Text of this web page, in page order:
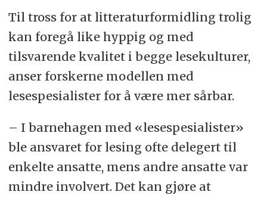
Til tross for at litteraturformidling trolig
kan foregå like hyppig og med
tilsvarende kvalitet i begge lesekulturer,
anser forskerne modellen med
lesespesialister for å være mer sårbar.
– I barnehagen med «lesespesialister»
ble ansvaret for lesing ofte delegert til
enkelte ansatte, mens andre ansatte var
mindre involvert. Det kan gjøre at